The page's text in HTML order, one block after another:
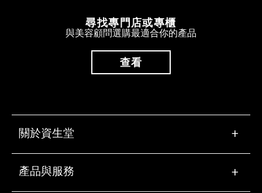
尋找專門店或專櫃
與美容顧問選購最適合你的產品
查看
關於資生堂 +
產品與服務 +